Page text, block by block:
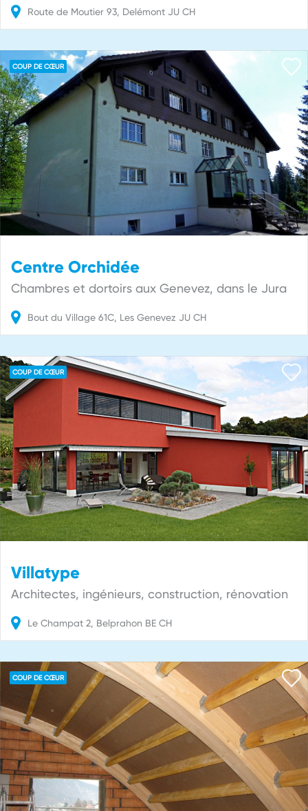
Route de Moutier 93 Delémont JU CH
COUP DE CŒUR
Centre Orchidée
Chambres et dortoirs aux Genevez, dans le Jura
Bout du Village 61C Les Genevez JU CH
COUP DE CŒUR
Villatype
Architectes, ingénieurs, construction, rénovation
Le Champat 2 Belprahon BE CH
COUP DE CŒUR